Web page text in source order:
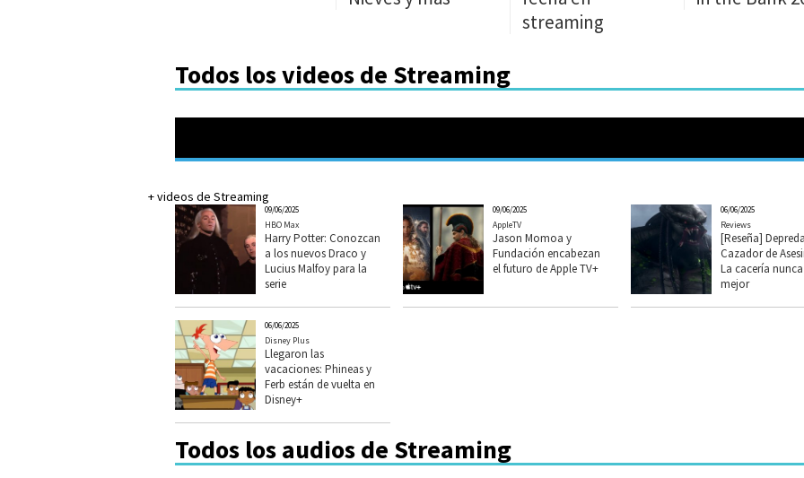
streaming
Todos los videos de Streaming
+ videos de Streaming
09/06/2025
HBO Max
Harry Potter: Conozcan
a los nuevos Draco y
Lucius Malfoy para la
serie
09/06/2025
AppleTV
Jason Momoa y
Fundación encabezan
el futuro de Apple TV+
06/06/2025
Reviews
[Reseña]
Cazador de
La cacería
mejor
06/06/2025
Disney Plus
Llegaron las
vacaciones: Phineas y
Ferb están de vuelta en
Disney+
Todos los audios de Streaming